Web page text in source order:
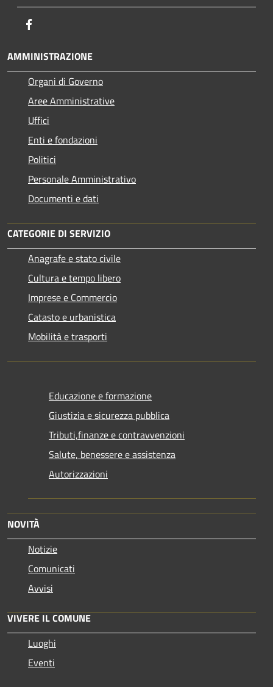
AMMINISTRAZIONE
Organi di Governo
Aree Amministrative
Uffici
Enti e fondazioni
Politici
Personale Amministrativo
Documenti e dati
CATEGORIE DI SERVIZIO
Anagrafe e stato civile
Cultura e tempo libero
Imprese e Commercio
Catasto e urbanistica
Mobilità e trasporti
Educazione e formazione
Giustizia e sicurezza pubblica
Tributi,finanze e contravvenzioni
Salute, benessere e assistenza
Autorizzazioni
NOVITÀ
Notizie
Comunicati
Avvisi
VIVERE IL COMUNE
Luoghi
Eventi